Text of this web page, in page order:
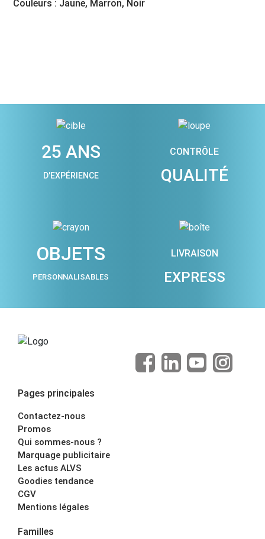
Couleurs : Jaune, Marron, Noir
25 ANS
D'EXPÉRIENCE
CONTRÔLE
QUALITÉ
OBJETS
PERSONNALISABLES
LIVRAISON
EXPRESS
Pages principales
Contactez-nous
Promos
Qui sommes-nous ?
Marquage publicitaire
Les actus ALVS
Goodies tendance
CGV
Mentions légales
Familles